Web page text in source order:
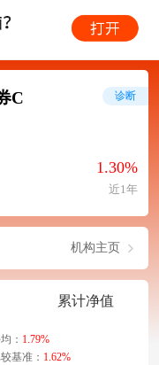
C
1.30%
近1年
诊断
机构主页
累计净值
： 1.79%
基准： 1.62%